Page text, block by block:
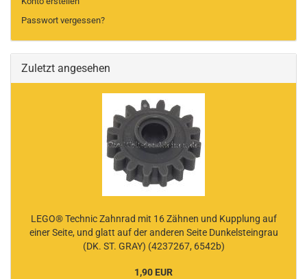
Passwort vergessen?
Zuletzt angesehen
LEGO® Technic Zahnrad mit 16 Zähnen und Kupplung auf
einer Seite, und glatt auf der anderen Seite Dunkelsteingrau
(DK. ST. GRAY) (4237267, 6542b)
1,90 EUR